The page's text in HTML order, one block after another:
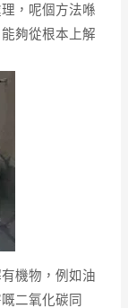
，呢個方法喺
夠從根本上解
機物，例如油
二氧化碳同